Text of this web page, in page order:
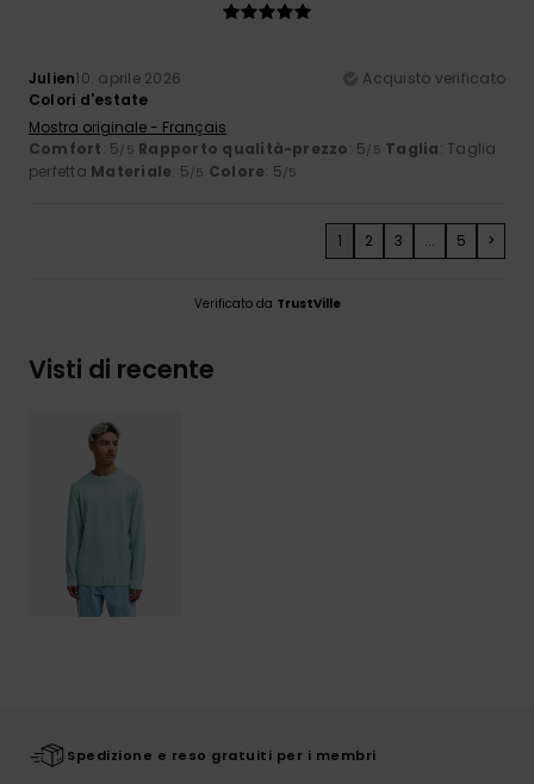
Julien10. aprile 2026
Acquisto verificato
Colori d'estate
Mostra originale - Français
Comfort: 5/5 Rapporto qualità-prezzo: 5/5 Taglia: Taglia
perfetta Materiale: 5/5 Colore: 5/5
1 2 3 ... 5 >
Verificato da TrustVille
Visti di recente
Spedizione e reso gratuiti per i membri